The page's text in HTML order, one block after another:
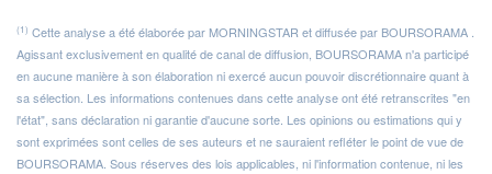
(1) Cette analyse a été élaborée par MORNINGSTAR et diffusée par BOURSORAMA .
Agissant exclusivement en qualité de canal de diffusion, BOURSORAMA n'a participé
en aucune manière à son élaboration ni exercé aucun pouvoir discrétionnaire quant à
sa sélection. Les informations contenues dans cette analyse ont été retranscrites "en
l'état", sans déclaration ni garantie d'aucune sorte. Les opinions ou estimations qui y
sont exprimées sont celles de ses auteurs et ne sauraient refléter le point de vue de
BOURSORAMA. Sous réserves des lois applicables, ni l'information contenue, ni les